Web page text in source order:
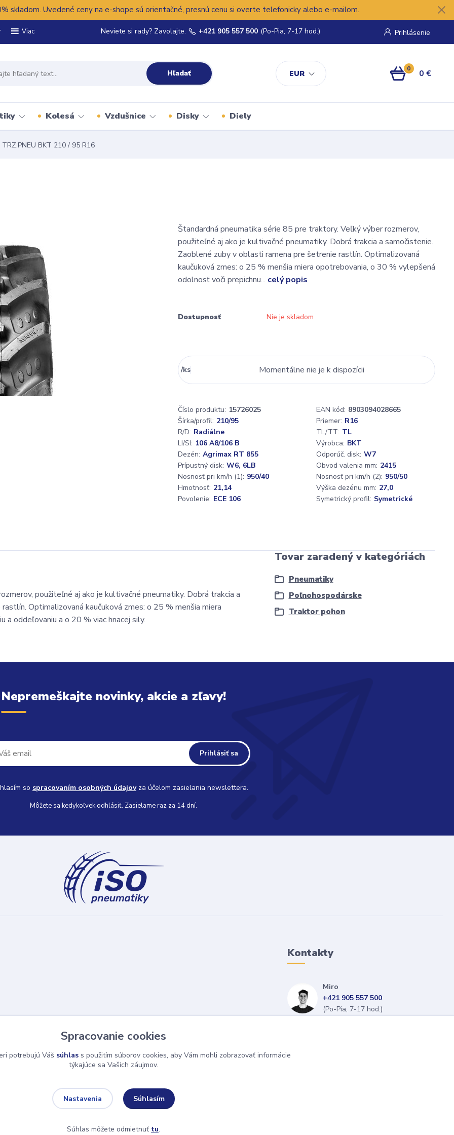
skladom. Uvedené ceny na e-shope sú orientačné, presnú cenu si overte telefonicky alebo e-mailom.
Viac
EUR
Prihlásenie
Hľadať
Neviete si rady? Zavolajte. +421 905 557 500 (Po-Pia, 7-17 hod.)
0 0 €
Kolesá Vzdušnice Disky Diely
TRZ.PNEU BKT 210 / 95 R16
Štandardná pneumatika série 85 pre traktory. Veľký výber rozmerov,
použiteľné aj ako je kultivačné pneumatiky. Dobrá trakcia a samočistenie.
Zaoblené zuby v oblasti ramena pre šetrenie rastlín. Optimalizovaná
kaučuková zmes: o 25 % menšia miera opotrebovania, o 30 % vylepšená
odolnosť voči prepichnu... celý popis
Dostupnosť Nie je skladom
/ks Momentálne nie je k dispozícii
Číslo produktu: 15726025 EAN kód: 8903094028665
Šírka/profil: 210/95 Priemer: R16
R/D: Radiálne TL/TT: TL
LI/SI: 106 A8/106 B Výrobca: BKT
Dezén: Agrimax RT 855 Odporúč. disk: W7
Prípustný disk: W6, 6LB Obvod valenia mm: 2415
Nosnosť pri km/h (1): 950/40 Nosnosť pri km/h (2): 950/50
Hmotnosť: 21,14 Výška dezénu mm: 27,0
Povolenie: ECE 106 Symetrický profil: Symetrické
použiteľné aj ako je kultivačné pneumatiky. Dobrá trakcia a
Optimalizovaná kaučuková zmes: o 25 % menšia miera
oddeľovaniu a o 20 % viac hnacej sily.
Tovar zaradený v kategóriách
Pneumatiky
Poľnohospodárske
Traktor pohon
Nepremeškajte novinky, akcie a zľavy!
Prihlásiť sa
so spracovaním osobných údajovza účelom zasielania newslettera.
Môžete sa kedykoľvek odhlásiť. Zasielame raz za 14 dní.
Kontakty
Miro
+421 905 557 500
(Po-Pia, 7-17 hod.)
Spracovanie cookies
potrebujú Váš súhlas s použitím súborov cookies, aby Vám mohli zobrazovať informácie
týkajúce sa Vašich záujmov.
Nastavenia Súhlasím
Súhlas môžete odmietnuť tu.